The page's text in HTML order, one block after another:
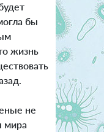
бы
жизнь
не
мира